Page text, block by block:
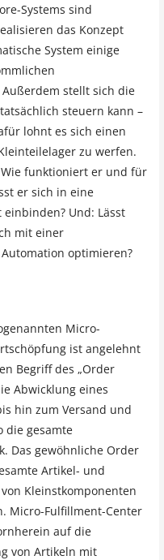
Systems sind
das Konzept
System einige
stellt sich die
steuern kann –
lohnt es sich einen
zu werfen.
funktioniert er und für
er sich in eine
Und: Lässt
mit einer
optimieren?
Micro-
ist angelehnt
Begriff des „Order
Abwicklung eines
hin zum Versand und
die gesamte
Das gewöhnliche Order
Artikel- und
Kleinstkomponenten
Micro-Fulfillment-Center
auf die
von Artikeln mit